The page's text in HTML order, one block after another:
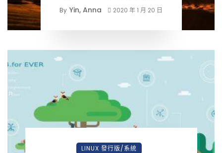
By Yin, Anna 2020 年 1 月 20 日
LINUX 發行版/系統